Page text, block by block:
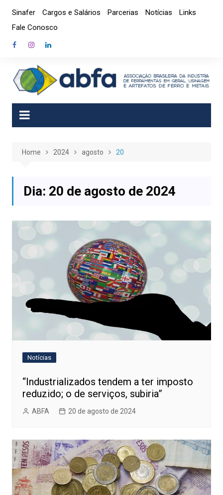
content
Sinafer Cargos e Salários Parcerias Notícias
Links
Fale Conosco
Home 2024 agosto 20
Dia: 20 de agosto de 2024
Notícias
“Industrializados tendem a ter imposto
reduzido; o de serviços, subiria”
ABFA 20 de agosto de 2024